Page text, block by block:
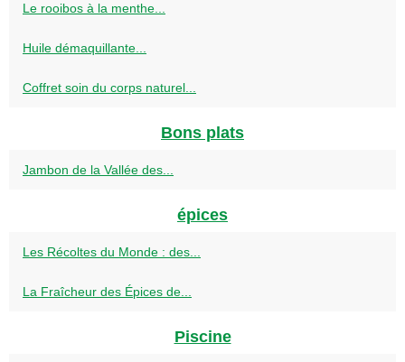
Le rooibos à la menthe...
Huile démaquillante...
Coffret soin du corps naturel...
Bons plats
Jambon de la Vallée des...
épices
Les Récoltes du Monde : des...
La Fraîcheur des Épices de...
Piscine